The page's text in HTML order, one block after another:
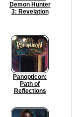
Demon Hunter
3: Revelation
Panopticon:
Path of
Reflections